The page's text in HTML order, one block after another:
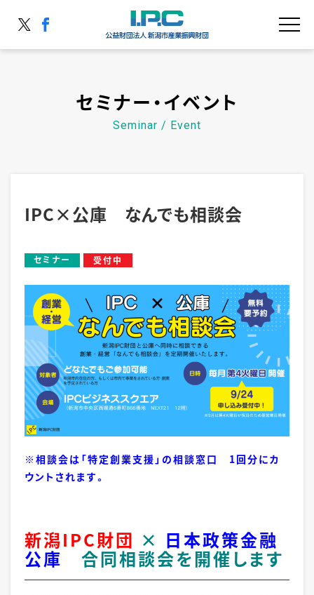
セミナー・イベント
IPC×公庫 なんでも相談会
セミナー 受付中
※相談会は「特定創業支援」の相談窓口 1回分にカ
ウントされます。
新潟IPC財団 × 日本政策金融
公庫 合同相談会を開催します